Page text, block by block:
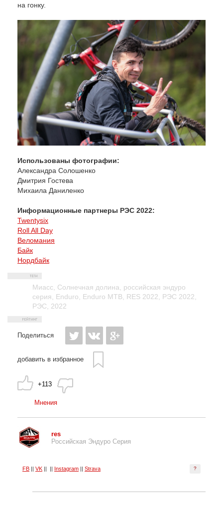
на гонку.
Использованы фотографии:
Александра Солошенко
Дмитрия Гостева
Михаила Даниленко
Информационные партнеры РЭС 2022:
Twentysix
Roll All Day
Веломания
Байк
Нордбайк
Миасс Солнечная долина
российская эндуро
серия
Enduro Enduro MTB RES 2022 РЭС 2022
РЭС
2022
Поделиться
добавить в избранное
+113
Мнения
res
Российская Эндуро Серия
?
FB || VK || || Instagram || Strava